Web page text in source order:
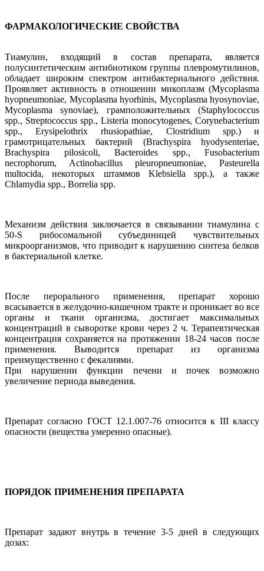
ФАРМАКОЛОГИЧЕСКИЕ СВОЙСТВА
Тиамулин, входящий в состав препарата, является
полусинтетическим антибиотиком группы плевромутилинов,
обладает широким спектром антибактериального действия.
Проявляет активность в отношении микоплазм (Mycoplasma
hyopneumoniae, Mycoplasma hyorhinis, Mycoplasma hyosynoviae,
Mycoplasma synoviae), грамположительных (Staphylococcus
spp., Streptococcus spp., Listeria monocytogenes, Corynebacterium
spp., Erysipelothrix rhusiopathiae, Clostridium spp.) и
грамотрицательных бактерий (Brachyspira hyodysenteriae,
Brachyspira pilosicoli, Bacteroides spp., Fusobacterium
necrophorum, Actinobacillus pleuropneumoniae, Pasteurella
multocida, некоторых штаммов Klebsiella spp.), а также
Chlamydia spp., Borrelia spp.
Механизм действия заключается в связывании тиамулина с
50-S рибосомальной субъединицей чувствительных
микроорганизмов, что приводит к нарушению синтеза белков
в бактериальной клетке.
После перорального применения, препарат хорошо
всасывается в желудочно-кишечном тракте и проникает во все
органы и ткани организма, достигает максимальных
концентраций в сыворотке крови через 2 ч. Терапевтическая
концентрация сохраняется на протяжении 18-24 часов после
применения. Выводится препарат из организма
преимущественно с фекалиями.
При нарушении функции печени и почек возможно
увеличение периода выведения.
Препарат согласно ГОСТ 12.1.007-76 относится к III классу
опасности (вещества умеренно опасные).
ПОРЯДОК ПРИМЕНЕНИЯ ПРЕПАРАТА
Препарат задают внутрь в течение 3-5 дней в следующих
дозах: